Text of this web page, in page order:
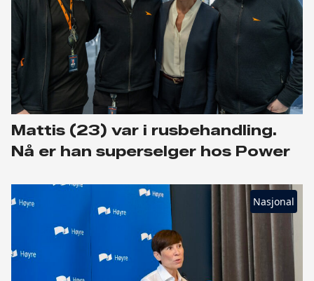
Mattis (23) var i rusbehandling.
Nå er han superselger hos Power
Nasjonal